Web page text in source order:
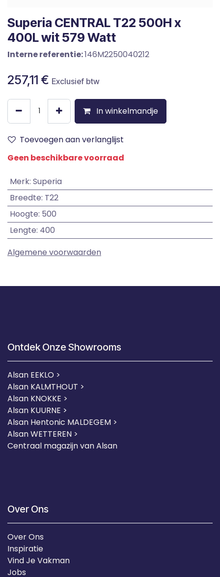
Superia CENTRAL T22 500H x
400L wit 579 Watt
Interne referentie:146M2250040212
257,11 € Exclusief btw
In winkelmandje
Toevoegen aan verlanglijst
Geen beschikbare voorraad
Merk: Superia
Breedte: T22
Hoogte: 500
Lengte: 400
Algemene voorwaarden
Ontdek Onze Showrooms
Alsan EEKLO >
Alsan KALMTHOUT >
Alsan KNOKKE >
Alsan KUURNE >
Alsan Hentonic MALDEGEM >
Alsan WETTEREN >
Centraal magazijn van Alsan
Over Ons
Over Ons
Inspiratie
Vind Je Vakman
Jobs